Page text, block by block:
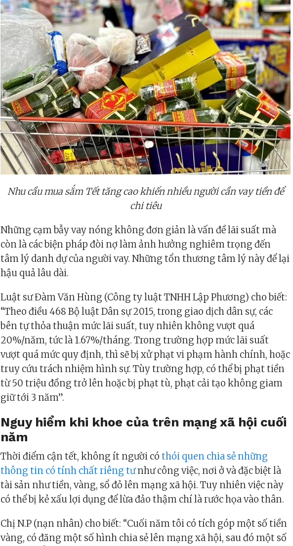
Nhu cầu mua sắm Tết tăng cao khiến nhiều người cần vay tiền để
chi tiêu
Những cạm bẫy vay nóng không đơn giản là vấn đề lãi suất mà
còn là các biện pháp đòi nợ làm ảnh hưởng nghiêm trọng đến
tâm lý danh dự của người vay. Những tổn thương tâm lý này để lại
hậu quả lâu dài.
Luật sư Đàm Văn Hùng (Công ty luật TNHH Lập Phương) cho biết:
“Theo điều 468 Bộ luật Dân sự 2015, trong giao dịch dân sự, các
bên tự thỏa thuận mức lãi suất, tuy nhiên không vượt quá
20%/năm, tức là 1.67%/tháng. Trong trường hợp mức lãi suất
vượt quá mức quy định, thì sẽ bị xử phạt vi phạm hành chính, hoặc
truy cứu trách nhiệm hình sự. Tùy trường hợp, có thể bị phạt tiền
từ 50 triệu đồng trở lên hoặc bị phạt tù, phạt cải tạo không giam
giữ tới 3 năm”.
Nguy hiểm khi khoe của trên mạng xã hội cuối
năm
Thời điểm cận tết, không ít người cóthói quen chia sẻ những
thông tin có tính chất riêng tưnhư công việc, nơi ở và đặc biệt là
tài sản như tiền, vàng, sổ đỏ lên mạng xã hội. Tuy nhiên việc này
có thể bị kẻ xấu lợi dụng để lừa đảo thậm chí là rước họa vào thân.
Chị N.P (nạn nhân) cho biết: “Cuối năm tôi có tích góp một số tiền
vàng, có đăng một số hình chia sẻ lên mạng xã hội, sau đó một số